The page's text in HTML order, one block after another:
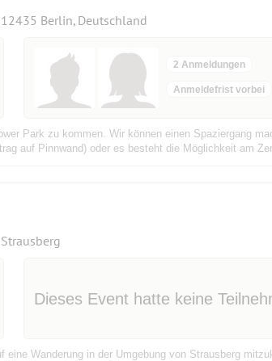
12435 Berlin, Deutschland
2 Anmeldungen
Anmeldefrist vorbei
Park zu kommen. Wir können einen Spaziergang
auf Pinnwand) oder es besteht die Möglichkeit am
Strausberg
Dieses Event hatte keine
eine Wanderung in der Umgebung von Strausberg